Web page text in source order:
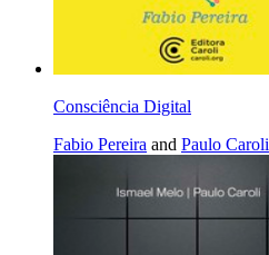
Consciência Digital
Fabio Pereira and Paulo Caroli